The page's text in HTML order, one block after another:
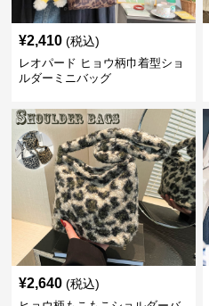
¥2,410 (税込)
レオパード ヒョウ柄巾着型ショ
ルダーミニバッグ
¥2,640 (税込)